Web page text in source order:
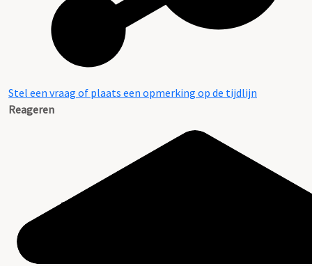
Stel een vraag of plaats een opmerking op de tijdlijn
Reageren